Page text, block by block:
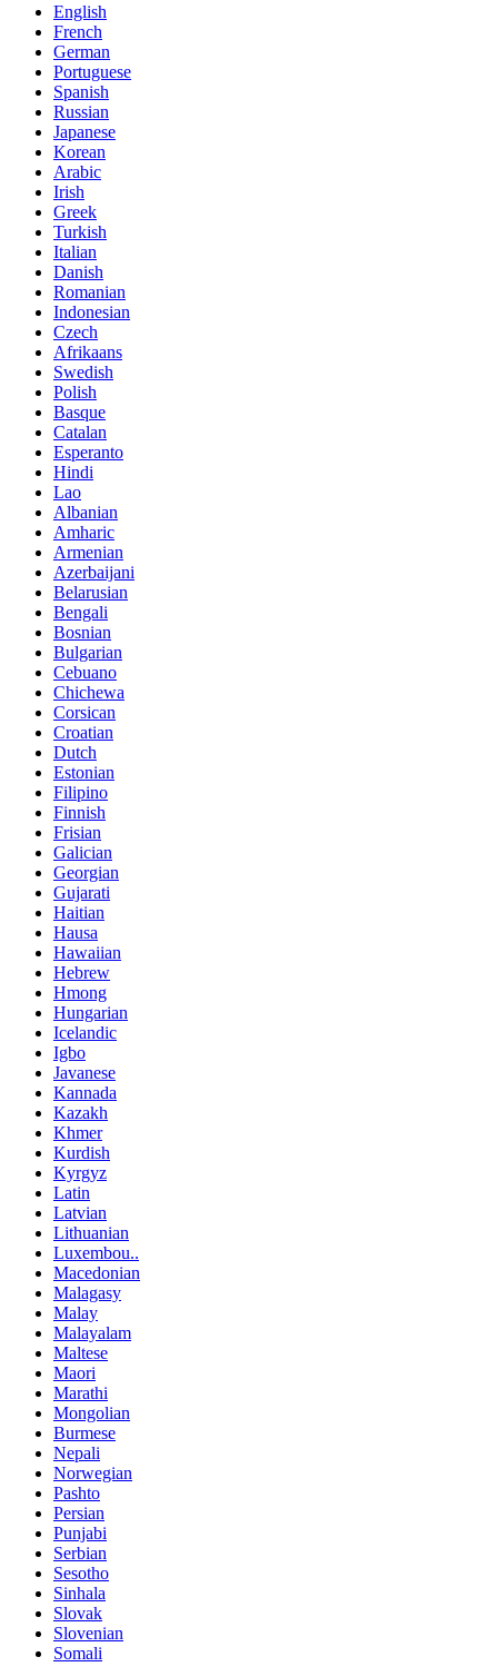
English
French
German
Portuguese
Spanish
Russian
Japanese
Korean
Arabic
Irish
Greek
Turkish
Italian
Danish
Romanian
Indonesian
Czech
Afrikaans
Swedish
Polish
Basque
Catalan
Esperanto
Hindi
Lao
Albanian
Amharic
Armenian
Azerbaijani
Belarusian
Bengali
Bosnian
Bulgarian
Cebuano
Chichewa
Corsican
Croatian
Dutch
Estonian
Filipino
Finnish
Frisian
Galician
Georgian
Gujarati
Haitian
Hausa
Hawaiian
Hebrew
Hmong
Hungarian
Icelandic
Igbo
Javanese
Kannada
Kazakh
Khmer
Kurdish
Kyrgyz
Latin
Latvian
Lithuanian
Luxembou..
Macedonian
Malagasy
Malay
Malayalam
Maltese
Maori
Marathi
Mongolian
Burmese
Nepali
Norwegian
Pashto
Persian
Punjabi
Serbian
Sesotho
Sinhala
Slovak
Slovenian
Somali